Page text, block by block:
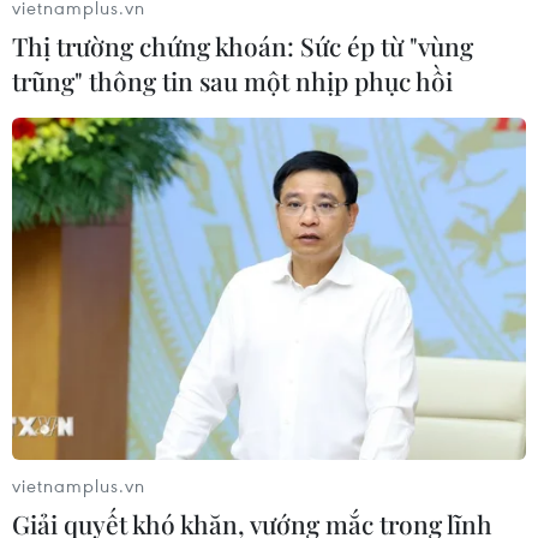
Phòng chống hạn hán, xâm nhập mặn
trong mùa khô 2018-2019
16/11/2018 12:42
Ban Chỉ đạo Trung ương về phòng chống thiên tai yêu
cầu thực hiện các giải pháp phòng, chống hạn hán,
thiếu nước, xâm nhập mặn mùa khô 2018-2019.
vietnamplus.vn
Thị trường chứng khoán: Sức ép từ "vùng
trũng" thông tin sau một nhịp phục hồi
vietnamplus.vn
Giải quyết khó khăn, vướng mắc trong lĩnh